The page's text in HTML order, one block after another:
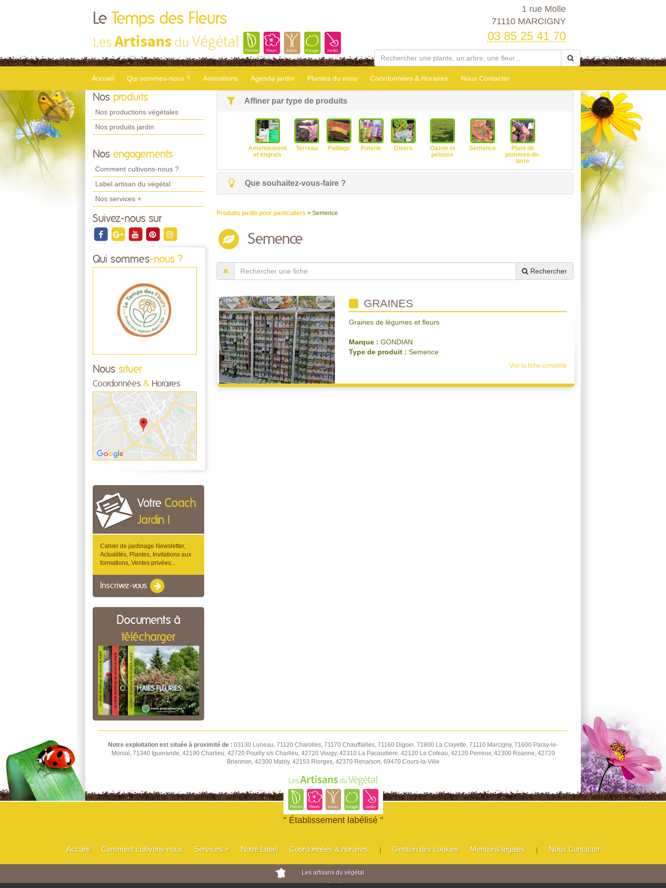
Le Temps des Fleurs
LesArtisans du Végétal
1 rue Molle
71110 MARCIGNY
03 85 25 41 70
Accueil Qui sommes-nous ? Animations Agenda jardin Plantes du mois Coordonnées & Horaires Nous Contacter
Nos produits
Nos productions végétales
Nos produits jardin
Nos engagements
Comment cultivons-nous ?
Label artisan du végétal
Nos services +
Suivez-nous sur
Qui sommes-nous ?
Nous situer
Coordonnées & Horaires
Votre Coach
Jardin !
Cahier de jardinage Newsletter,
Actualités, Plantes, Invitations aux
formations, Ventes privées...
Inscrivez-vous
Documents à
télécharger
Affiner par type de produits
Amendement
et engrais
Terreau Paillage Poterie Divers
Gazon et
pelouse
Semence
Plant de
pommes-de-
terre
Que souhaitez-vous-faire ?
Produits jardin pour particuliers > Semence
Semence
Rechercher
GRAINES
Graines de légumes et fleurs
Marque : GONDIAN
Type de produit : Semence
Voir la fiche complète
Notre exploitation est située à proximité de : 03130 Luneau, 71120 Charolles, 71170 Chauffailles, 71160 Digoin, 71800 La Clayette, 71110 Marcigny, 71600 Paray-le-
Monial, 71340 Iguerande, 42190 Charlieu, 42720 Pouilly s/s Charlieu, 42720 Vougy, 42310 La Pacaudière, 42120 Le Coteau, 42120 Perreux, 42300 Roanne, 42720
Briennon, 42300 Mably, 42153 Riorges, 42370 Renaison, 69470 Cours-la-Ville
" Établissement labélisé "
Accueil Comment cultivons-nous Services + Notre Label Coordonnées & horaires Gestion des cookies Mentions légales Nous Contacter
Les artisans du végétal